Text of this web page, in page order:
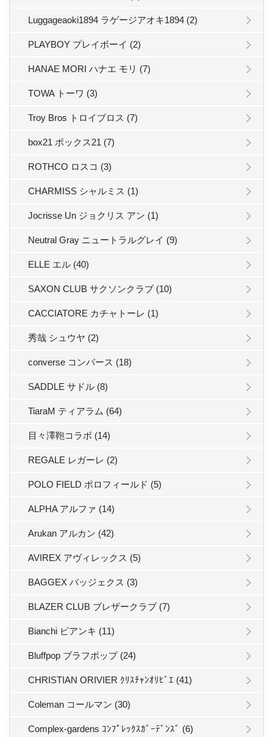
Luggageaoki1894 ラゲージアオキ1894 (2)
PLAYBOY プレイボーイ (2)
HANAE MORI ハナエ モリ (7)
TOWA トーワ (3)
Troy Bros トロイブロス (7)
box21 ボックス21 (7)
ROTHCO ロスコ (3)
CHARMISS シャルミス (1)
Jocrisse Un ジョクリス アン (1)
Neutral Gray ニュートラルグレイ (9)
ELLE エル (40)
SAXON CLUB サクソンクラブ (10)
CACCIATORE カチャトーレ (1)
秀哉 シュウヤ (2)
converse コンバース (18)
SADDLE サドル (8)
TiaraM ティアラム (64)
目々澤鞄コラボ (14)
REGALE レガーレ (2)
POLO FIELD ポロフィールド (5)
ALPHA アルファ (14)
Arukan アルカン (42)
AVIREX アヴィレックス (5)
BAGGEX バッジェクス (3)
BLAZER CLUB ブレザークラブ (7)
Bianchi ビアンキ (11)
Bluffpop ブラフポップ (24)
CHRISTIAN ORIVIER ｸﾘｽﾁｬﾝｵﾘﾋﾞｴ (41)
Coleman コールマン (30)
Complex-gardens ｺﾝﾌﾟﾚｯｸｽｶﾞｰﾃﾞﾝｽﾞ (6)